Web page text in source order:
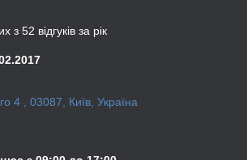
з 52 відгуків за рік
4 , 03087, Київ, Україна